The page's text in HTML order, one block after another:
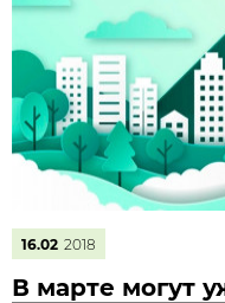
16.02 2018
В марте могут